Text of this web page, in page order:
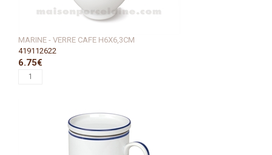
MARINE - VERRE CAFE H6X6,3CM
419112622
6.75€